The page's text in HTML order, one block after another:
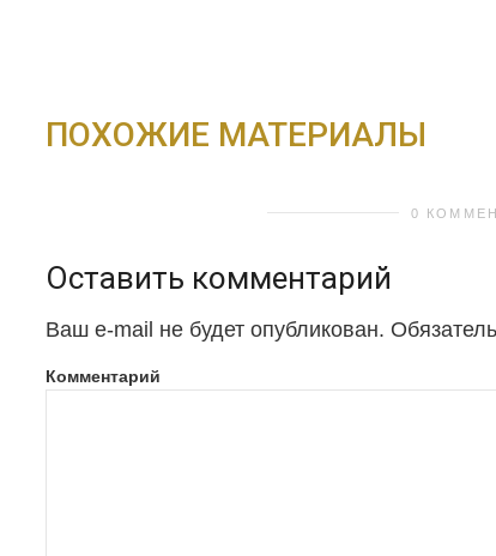
ПОХОЖИЕ МАТЕРИАЛЫ
0
Оставить комментарий
Ваш e-mail не будет опубликован.
Комментарий